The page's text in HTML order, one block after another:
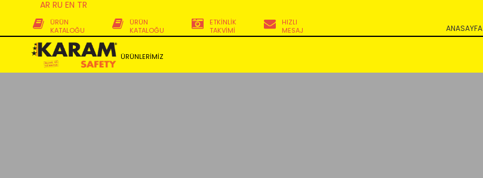
AR RU EN TR
ANASAYFA
HIZLI
MESAJ
ETKİNLİK
TAKVİMİ
ÜRÜN
KATALOĞU
ÜRÜN
KATALOĞU
ÜRÜNLERİMİZ